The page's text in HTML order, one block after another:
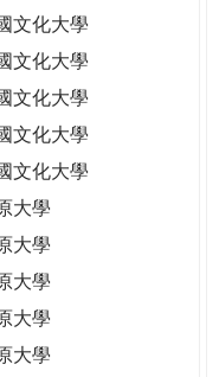
文化大學
文化大學
文化大學
文化大學
文化大學
大學
大學
大學
大學
大學